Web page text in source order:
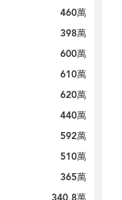
460萬
398萬
600萬
610萬
620萬
440萬
592萬
510萬
365萬